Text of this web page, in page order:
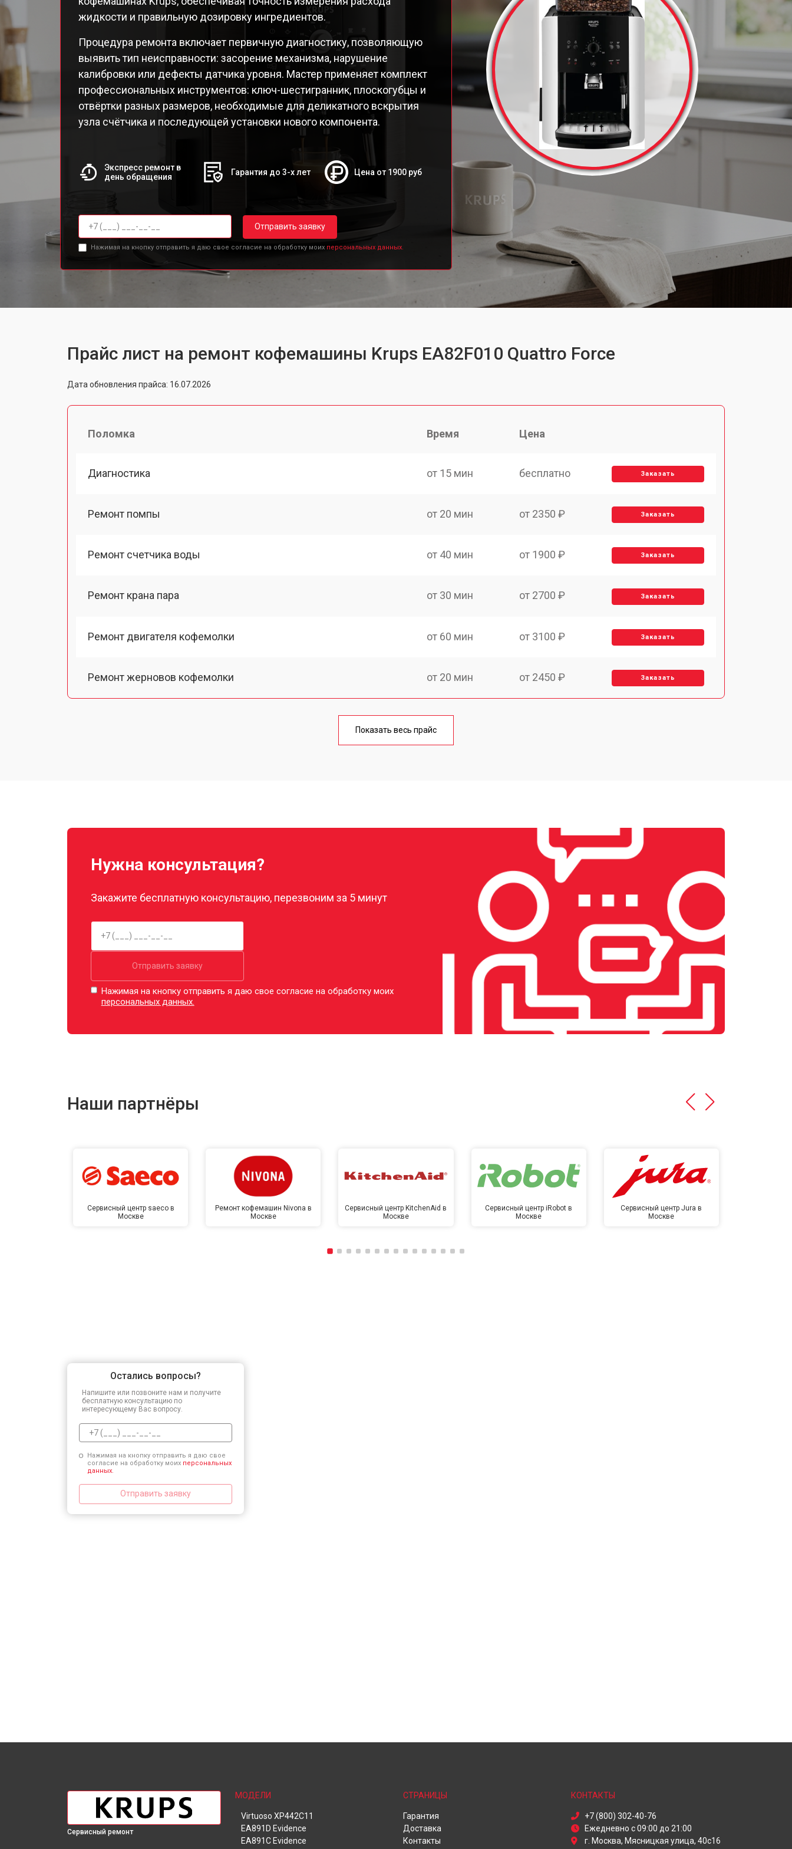
EA829E Latt' Express
EA8298 Latt' Express
EA826E30
Quattro Force Evidence
жидкости и правильную дозировку ингредиентов.
Процедура ремонта включает первичную диагностику, позволяющую
выявить тип неисправности: засорение механизма, нарушение
калибровки или дефекты датчика уровня. Мастер применяет комплект
профессиональных инструментов: ключ-шестигранник, плоскогубцы и
отвёртки разных размеров, необходимые для деликатного вскрытия
узла счётчика и последующей установки нового компонента.
Экспресс ремонт в
день обращения
Гарантия до 3-х лет Цена от 1900 руб
Отправить заявку
Нажимая на кнопку отправить я даю свое согласие на обработку моих персональных данных.
Прайс лист на ремонт кофемашины Krups EA82F010 Quattro Force
Дата обновления прайса: 16.07.2026
Поломка Время Цена
Диагностика от 15 мин бесплатно Заказать
Ремонт помпы от 20 мин от 2350 ₽ Заказать
Ремонт счетчика воды от 40 мин от 1900 ₽ Заказать
Ремонт крана пара от 30 мин от 2700 ₽ Заказать
Ремонт двигателя кофемолки от 60 мин от 3100 ₽ Заказать
Ремонт жерновов кофемолки от 20 мин от 2450 ₽ Заказать
от 60 мин
от 2400 ₽
от 2500 ₽ Заказать
Показать весь прайс
Нужна консультация?
Закажите бесплатную консультацию, перезвоним за 5 минут
Отправить заявку
Нажимая на кнопку отправить я даю свое согласие на обработку моих
персональных данных.
Наши партнёры
Сервисный центр saeco в
Москве
Ремонт кофемашин Nivona в
Москве
Сервисный центр KitchenAid в
Москве
Сервисный центр iRobot в
Москве
Сервисный центр Jura в
Москве
Остались вопросы?
Напишите или позвоните нам и получите
бесплатную консультацию по
интересующему Вас вопросу.
Нажимая на кнопку отправить я даю свое
согласие на обработку моих персональных
данных.
Отправить заявку
Сервисный ремонт
МОДЕЛИ
Virtuoso XP442C11
EA891D Evidence
EA891C Evidence
СТРАНИЦЫ
Гарантия
Доставка
Контакты
КОНТАКТЫ
+7 (800) 302-40-76
Ежедневно с 09:00 до 21:00
г. Москва, Мясницкая улица, 40с16